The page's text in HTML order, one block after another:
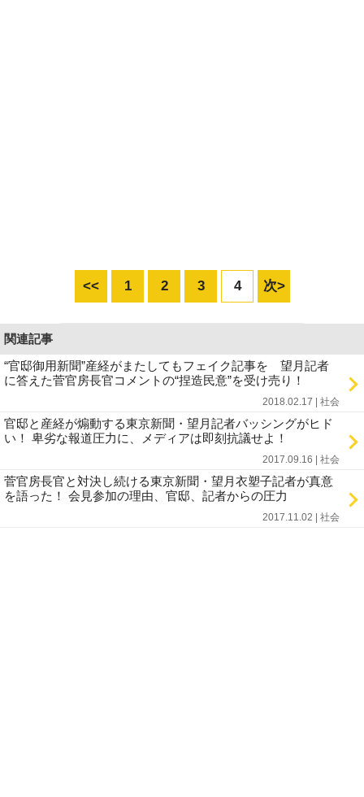
<< 1 2 3 4 次>
関連記事
“官邸御用新聞”産経がまたしてもフェイク記事を 望月記者
に答えた菅官房長官コメントの“捏造民意”を受け売り！
2018.02.17 | 社会
官邸と産経が煽動する東京新聞・望月記者バッシングがヒド
い！ 卑劣な報道圧力に、メディアは即刻抗議せよ！
2017.09.16 | 社会
菅官房長官と対決し続ける東京新聞・望月衣塑子記者が真意
を語った！ 会見参加の理由、官邸、記者からの圧力
2017.11.02 | 社会